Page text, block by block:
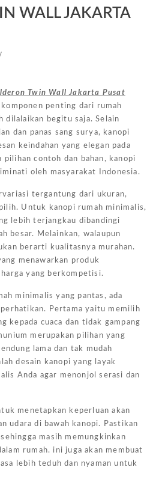
WALL JAKARTA
Twin Wall Jakarta Pusat
penting dari rumah
dilalaikan begitu saja. Selain
dan panas sang surya, kanopi
keindahan yang elegan pada
pilihan contoh dan bahan, kanopi
oleh masyarakat Indonesia.
tergantung dari ukuran,
Untuk kanopi rumah minimalis,
lebih terjangkau dibandingi
besar. Melainkan, walaupun
berarti kualitasnya murahan.
menawarkan produk
yang berkompetisi.
minimalis yang pantas, ada
Pertama yaitu memilih
kepada cuaca dan tidak gampang
merupakan pilihan yang
lama dan tak mudah
desain kanopi yang layak
Anda agar menonjol serasi dan
menetapkan keperluan akan
udara di bawah kanopi. Pastikan
masih memungkinkan
rumah. ini juga akan membuat
lebih teduh dan nyaman untuk